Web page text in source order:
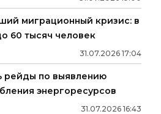
миграционный кризис: в
60 тысяч человек
31.07.2026 17:04
рейды по выявлению
энергоресурсов
31.07.2026 16:43